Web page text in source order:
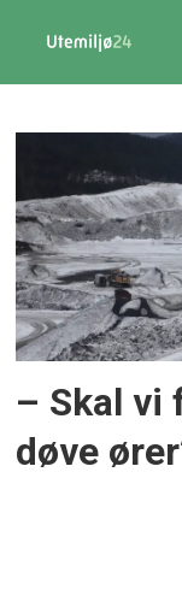
Tag:
– Skal vi
døve